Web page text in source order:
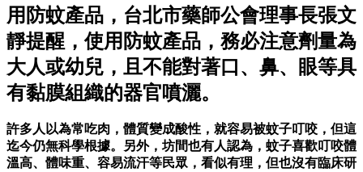
用防蚊產品，台北市藥師公會理事長張文
靜提醒，使用防蚊產品，務必注意劑量為
大人或幼兒，且不能對著口、鼻、眼等具
有黏膜組織的器官噴灑。
許多人以為常吃肉，體質變成酸性，就容易被蚊子叮咬，但這
迄今仍無科學根據。另外，坊間也有人認為，蚊子喜歡叮咬體
溫高、體味重、容易流汗等民眾，看似有理，但也沒有臨床研